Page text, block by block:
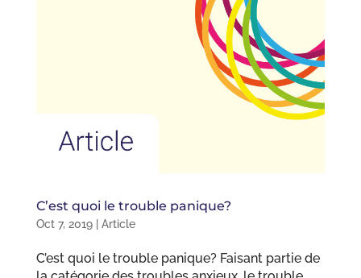
C’est quoi le trouble panique?
Oct 7, 2019| Article
C’est quoi le trouble panique? Faisant partie de